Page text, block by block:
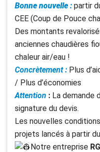
Bonne nouvelle : partir
CEE (Coup de Pouce
Des montants
anciennes chaudières
chaleur air/eau !
Concrètement : Plus
/ Plus d’économies
Attention : La demande
signature du devis.
Les nouvelles
projets lancés à partir
Notre entreprise